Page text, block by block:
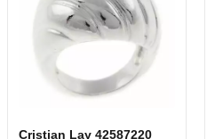
Cristian Lay 42587220